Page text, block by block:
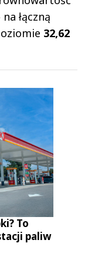
łączną
32,62
To
paliw